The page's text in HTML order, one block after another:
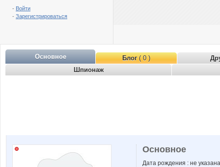
- Войти
- Зарегистрироваться
Основное Блог( 0 )
Шпионаж
Основное
Дата рождения : не указана